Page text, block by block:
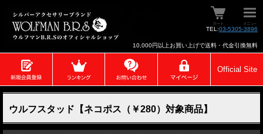
TEL:03-5305-3896
10,000円以上お買い上げで送料・代金引換無料
Official Site
ウルフスタッド【ネコポス（￥280）対象商品】